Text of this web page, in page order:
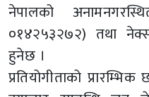
नेपालको
०१४२५३२७२) तथा
हुनेछ ।
प्रतियोगीताको